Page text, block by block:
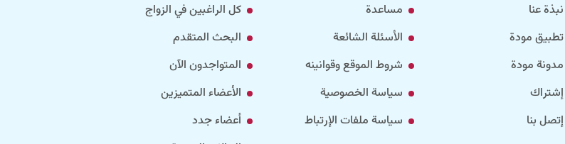
نبذة عنا
تطبيق مودة
مدونة مودة
إشتراك
إتصل بنا
مساعدة
الأسئلة الشائعة
شروط الموقع وقوانينه
سياسة الخصوصية
سياسة ملفات الإرتباط
كل الراغبين في الزواج
البحث المتقدم
المتواجدون الآن
الأعضاء المتميزين
أعضاء جدد